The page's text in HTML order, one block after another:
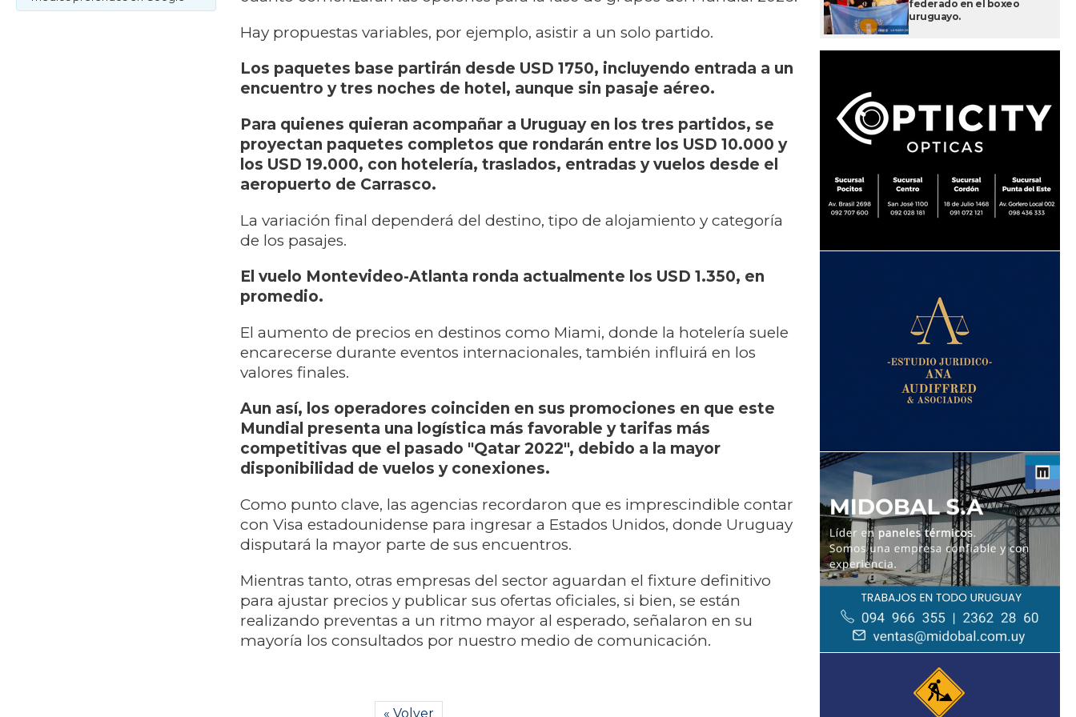
Hay propuestas variables, por ejemplo, asistir a un solo partido.
Los paquetes base partirán desde USD 1750, incluyendo entrada a un
encuentro y tres noches de hotel, aunque sin pasaje aéreo.
Para quienes quieran acompañar a Uruguay en los tres partidos, se
proyectan paquetes completos que rondarán entre los USD 10.000 y
los USD 19.000, con hotelería, traslados, entradas y vuelos desde el
aeropuerto de Carrasco.
La variación final dependerá del destino, tipo de alojamiento y categoría
de los pasajes.
El vuelo Montevideo-Atlanta ronda actualmente los USD 1.350, en
promedio.
El aumento de precios en destinos como Miami, donde la hotelería suele
encarecerse durante eventos internacionales, también influirá en los
valores finales.
Aun así, los operadores coinciden en sus promociones en que este
Mundial presenta una logística más favorable y tarifas más
competitivas que el pasado "Qatar 2022", debido a la mayor
disponibilidad de vuelos y conexiones.
Como punto clave, las agencias recordaron que es imprescindible contar
con Visa estadounidense para ingresar a Estados Unidos, donde Uruguay
disputará la mayor parte de sus encuentros.
Mientras tanto, otras empresas del sector aguardan el fixture definitivo
para ajustar precios y publicar sus ofertas oficiales, si bien, se están
realizando preventas a un ritmo mayor al esperado, señalaron en su
mayoría los consultados por nuestro medio de comunicación.
« Volver
federado en el boxeo
uruguayo.